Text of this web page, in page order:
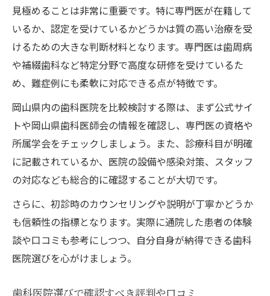
見極めることは非常に重要です。特に専門医が在籍して
いるか、認定を受けているかどうかは質の高い治療を受
けるための大きな判断材料となります。専門医は歯周病
や補綴歯科など特定分野で高度な研修を受けているた
め、難症例にも柔軟に対応できる点が特徴です。
岡山県内の歯科医院を比較検討する際は、まず公式サイ
トや岡山県歯科医師会の情報を確認し、専門医の資格や
所属学会をチェックしましょう。また、診療科目が明確
に記載されているか、医院の設備や感染対策、スタッフ
の対応なども総合的に確認することが大切です。
さらに、初診時のカウンセリングや説明が丁寧かどうか
も信頼性の指標となります。実際に通院した患者の体験
談や口コミも参考にしつつ、自分自身が納得できる歯科
医院選びを心がけましょう。
歯科医院選びで確認すべき評判や口コミ